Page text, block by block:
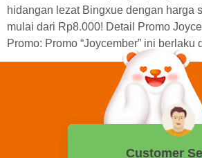
hidangan lezat Bingxue dengan harga
mulai dari Rp8.000! Detail Promo
Promo: Promo “Joycember” ini berlaku